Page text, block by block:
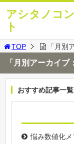
アシタノコ
ト
TOP 「月別
「月別アーカイ
おすすめ記事一覧
悩み数値化